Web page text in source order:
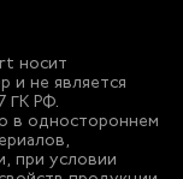
носит
и не является
ГК РФ.
в одностороннем
при условии